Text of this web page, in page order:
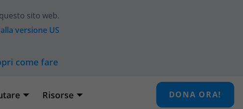
sito web.
versione US
come fare
Risorse DONA ORA!